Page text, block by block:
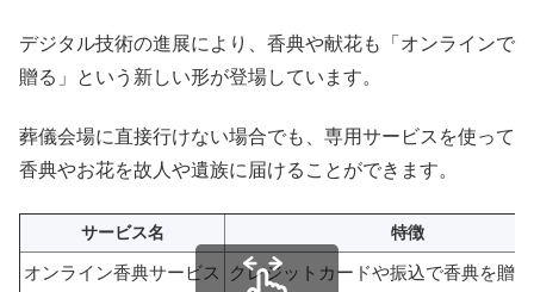
デジタル技術の進展により、香典や献花も「オンラインで
贈る」という新しい形が登場しています。
葬儀会場に直接行けない場合でも、専用サービスを使って
香典やお花を故人や遺族に届けることができます。
サービス名 特徴
オンライン香典サービス クレジットカードや振込で香典を贈